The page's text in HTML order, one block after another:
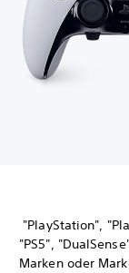
"PlayStation",
"PS5",
Marken oder